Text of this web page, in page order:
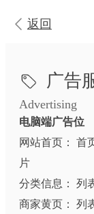
返回
广告
Advertising
电脑端广告位
网站首页： 首
片
分类信息： 列
商家黄页： 列